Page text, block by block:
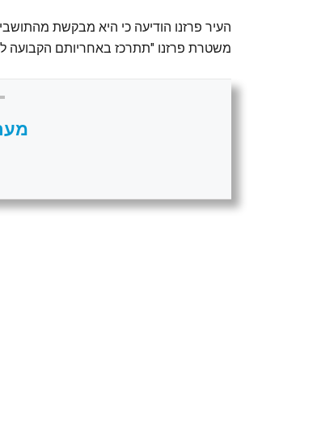
העיר פרזנו הודיעה כי היא מבקשת
משטרת פרזנו "תתרכז באחריותם הקבועה